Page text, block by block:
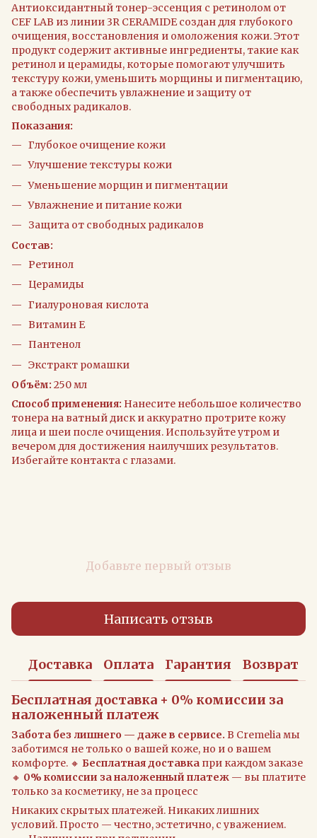
Антиоксидантный тонер-эссенция с ретинолом от
CEF LAB из линии 3R CERAMIDE создан для глубокого
очищения, восстановления и омоложения кожи. Этот
продукт содержит активные ингредиенты, такие как
ретинол и церамиды, которые помогают улучшить
текстуру кожи, уменьшить морщины и пигментацию,
а также обеспечить увлажнение и защиту от
свободных радикалов.
Показания:
Глубокое очищение кожи
Улучшение текстуры кожи
Уменьшение морщин и пигментации
Увлажнение и питание кожи
Защита от свободных радикалов
Состав:
Ретинол
Церамиды
Гиалуроновая кислота
Витамин Е
Пантенол
Экстракт ромашки
Объём: 250 мл
Способ применения: Нанесите небольшое количество
тонера на ватный диск и аккуратно протрите кожу
лица и шеи после очищения. Используйте утром и
вечером для достижения наилучших результатов.
Избегайте контакта с глазами.
Добавьте первый отзыв
Написать отзыв
Доставка Оплата Гарантия Возврат
Бесплатная доставка + 0% комиссии за
наложенный платеж
Забота без лишнего — даже в сервисе. В Cremelia мы
заботимся не только о вашей коже, но и о вашем
комфорте. 🔸 Бесплатная доставка при каждом заказе
🔸 0% комиссии за наложенный платеж — вы платите
только за косметику, не за процесс
Никаких скрытых платежей. Никаких лишних
условий. Просто — честно, эстетично, с уважением.